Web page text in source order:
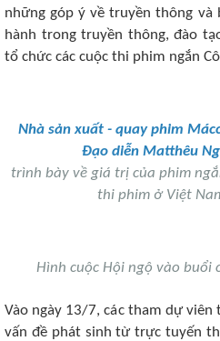
những góp ý về truyền thông và
hành trong truyền thông, đào
tổ chức các cuộc thi phim ngắn
Nhà sản xuất - quay phim
Đạo diễn Matthêu
trình bày về giá trị của phim
thi phim ở Việt
Hình cuộc Hội ngộ vào
Vào ngày 13/7, các tham dự
vấn đề phát sinh từ trực tuyến